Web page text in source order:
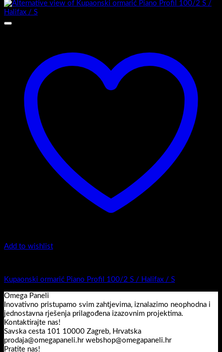
Add to wishlist
Kupaonski ormarić Piano Profil 100/2 S / Halifax / S
Omega Paneli
Inovativno pristupamo svim zahtjevima, iznalazimo neophodna i
jednostavna rješenja prilagođena izazovnim projektima.
Kontaktirajte nas!
Savska cesta 101 10000 Zagreb, Hrvatska
prodaja@omegapaneli.hr webshop@omegapaneli.hr
Pratite nas!